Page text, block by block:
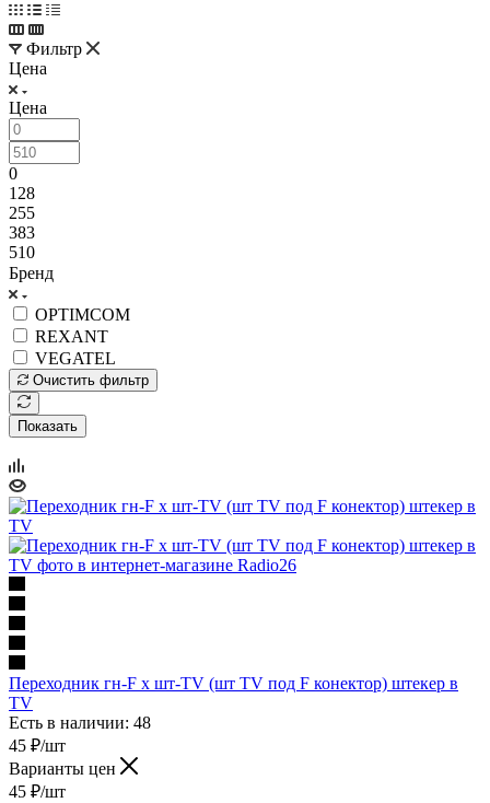
Фильтр
Цена
Цена
0
128
255
383
510
Бренд
OPTIMCOM
REXANT
VEGATEL
Очистить фильтр
Показать
Переходник гн-F х шт-TV (шт TV под F конектор) штекер в
TV
Есть в наличии: 48
45 ₽/шт
Варианты цен
45 ₽/шт